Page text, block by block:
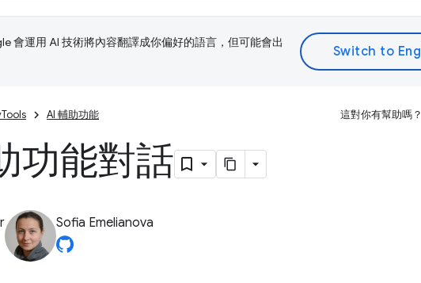
會運用 AI 技術將內容翻譯成你偏好的語言，但可能會出
AI 輔助功能 這對你有幫助嗎？
功能對話
Sofia Emelianova